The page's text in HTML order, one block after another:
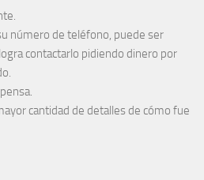
número de teléfono, puede ser
contactarlo pidiendo dinero por
cantidad de detalles de cómo fue